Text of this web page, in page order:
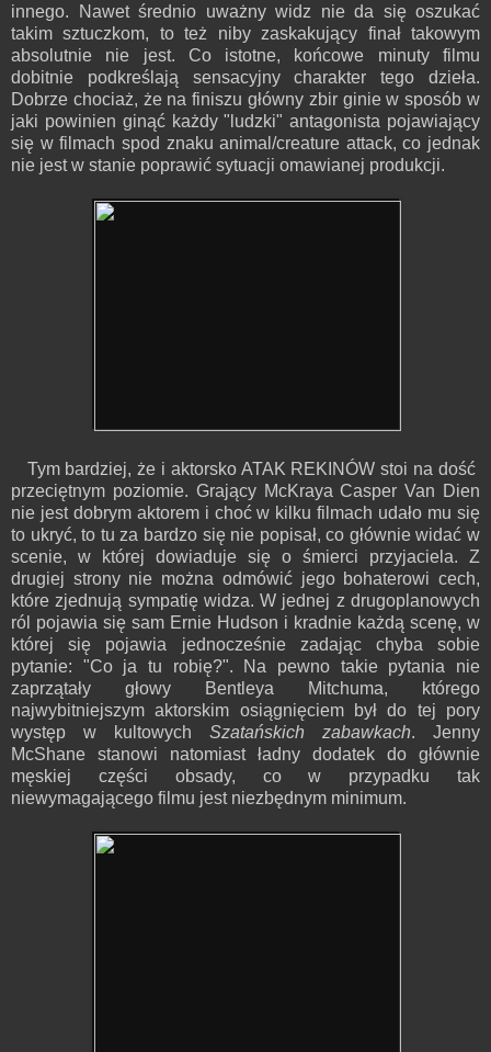
innego. Nawet średnio uważny widz nie da się oszukać
takim sztuczkom, to też niby zaskakujący finał takowym
absolutnie nie jest. Co istotne, końcowe minuty filmu
dobitnie podkreślają sensacyjny charakter tego dzieła.
Dobrze chociaż, że na finiszu główny zbir ginie w sposób w
jaki powinien ginąć każdy "ludzki" antagonista pojawiający
się w filmach spod znaku animal/creature attack, co jednak
nie jest w stanie poprawić sytuacji omawianej produkcji.
Tym bardziej, że i aktorsko ATAK REKINÓW stoi na dość
przeciętnym poziomie. Grający McKraya Casper Van Dien
nie jest dobrym aktorem i choć w kilku filmach udało mu się
to ukryć, to tu za bardzo się nie popisał, co głównie widać w
scenie, w której dowiaduje się o śmierci przyjaciela. Z
drugiej strony nie można odmówić jego bohaterowi cech,
które zjednują sympatię widza. W jednej z drugoplanowych
ról pojawia się sam Ernie Hudson i kradnie każdą scenę, w
której się pojawia jednocześnie zadając chyba sobie
pytanie: "Co ja tu robię?". Na pewno takie pytania nie
zaprzątały głowy Bentleya Mitchuma, którego
najwybitniejszym aktorskim osiągnięciem był do tej pory
występ w kultowych Szatańskich zabawkach. Jenny
McShane stanowi natomiast ładny dodatek do głównie
męskiej części obsady, co w przypadku tak
niewymagającego filmu jest niezbędnym minimum.